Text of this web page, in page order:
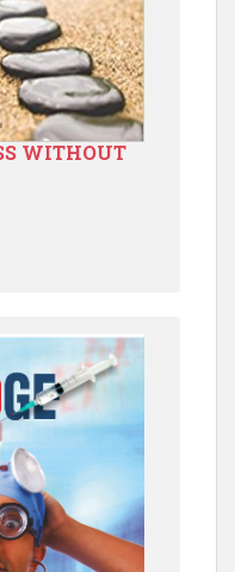
WITHOUT